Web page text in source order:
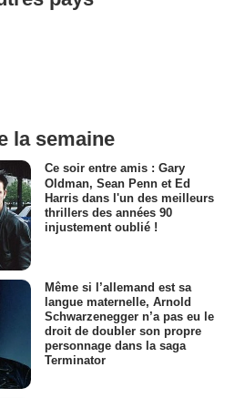
la semaine
Ce soir entre amis : Gary
Oldman, Sean Penn et Ed
Harris dans l'un des meilleurs
thrillers des années 90
injustement oublié !
Même si l’allemand est sa
langue maternelle, Arnold
Schwarzenegger n’a pas eu le
droit de doubler son propre
personnage dans la saga
Terminator